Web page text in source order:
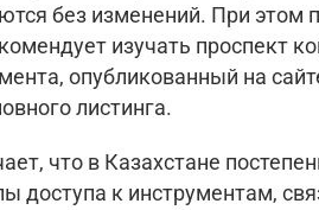
без изменений. При этом
изучать проспект
опубликованный на
листинга.
что в Казахстане
доступа к инструментам,